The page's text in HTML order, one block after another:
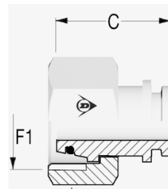
UTGÅENDE PRODUKTER
SKAPA PROFIL